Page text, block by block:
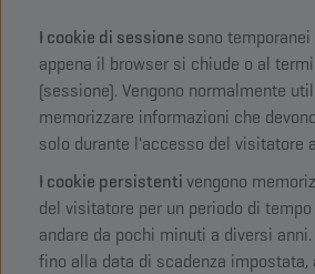
I cookie di sessione sono
appena il browser si chiude o al
(sessione). Vengono normalmente
memorizzare informazioni che
solo durante l'accesso del visitatore
I cookie persistentivengono
del visitatore per un periodo di
andare da pochi minuti a diversi
fino alla data di scadenza impostata,